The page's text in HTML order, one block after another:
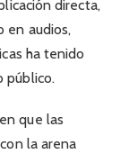
directa,
en audios,
ha tenido
público.
que las
la arena